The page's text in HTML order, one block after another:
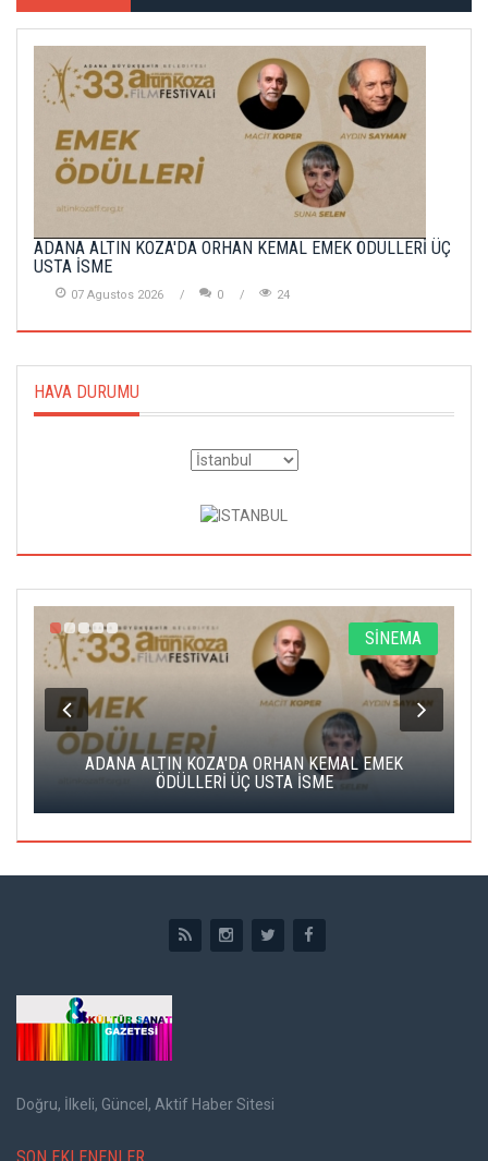
ADANA ALTIN KOZA'DA ORHAN KEMAL EMEK ÖDÜLLERİ ÜÇ
USTA İSME
07 Agustos 2026 0 24
HAVA DURUMU
SİNEMA
ADANA ALTIN KOZA'DA ORHAN KEMAL EMEK
ÖDÜLLERİ ÜÇ USTA İSME
Doğru, İlkeli, Güncel, Aktif Haber Sitesi